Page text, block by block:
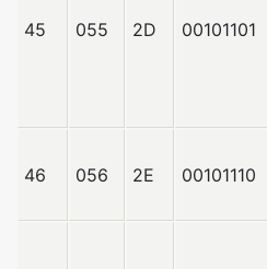
45 055 2D 00101101
46 056 2E 00101110